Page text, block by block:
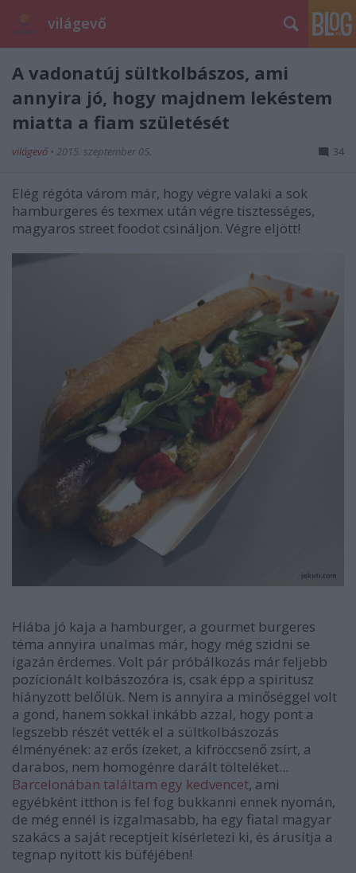
világevő
A vadonatúj sültkolbászos, ami
annyira jó, hogy majdnem lekéstem
miatta a fiam születését
világevő • 2015. szeptember 05. 34
Elég régóta várom már, hogy végre valaki a sok
hamburgeres és texmex után végre tisztességes,
magyaros street foodot csináljon. Végre eljött!
Hiába jó kaja a hamburger, a gourmet burgeres
téma annyira unalmas már, hogy még szidni se
igazán érdemes. Volt pár próbálkozás már feljebb
pozícionált kolbászozóra is, csak épp a spiritusz
hiányzott belőlük. Nem is annyira a minőséggel volt
a gond, hanem sokkal inkább azzal, hogy pont a
legszebb részét vették el a sültkolbászozás
élményének: az erős ízeket, a kifröccsenő zsírt, a
darabos, nem homogénre darált tölteléket...
Barcelonában találtam egy kedvencet, ami
egyébként itthon is fel fog bukkanni ennek nyomán,
de még ennél is izgalmasabb, ha egy fiatal magyar
szakács a saját receptjeit kísérletezi ki, és árusítja a
tegnap nyitott kis büféjében!